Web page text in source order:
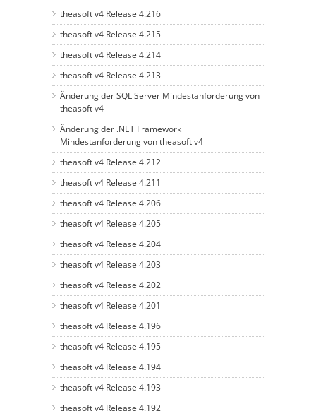
theasoft v4 Release 4.216
theasoft v4 Release 4.215
theasoft v4 Release 4.214
theasoft v4 Release 4.213
Änderung der SQL Server Mindestanforderung von
theasoft v4
Änderung der .NET Framework
Mindestanforderung von theasoft v4
theasoft v4 Release 4.212
theasoft v4 Release 4.211
theasoft v4 Release 4.206
theasoft v4 Release 4.205
theasoft v4 Release 4.204
theasoft v4 Release 4.203
theasoft v4 Release 4.202
theasoft v4 Release 4.201
theasoft v4 Release 4.196
theasoft v4 Release 4.195
theasoft v4 Release 4.194
theasoft v4 Release 4.193
theasoft v4 Release 4.192